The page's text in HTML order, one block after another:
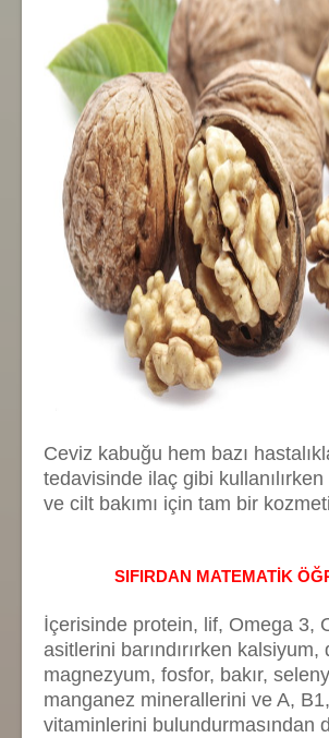
Ceviz kabuğu hem bazı
tedavisinde ilaç gibi kullanılırken
ve cilt bakımı için tam bir
SIFIRDAN MATEMATİK
İçerisinde protein, lif, Omega 3,
asitlerini barındırırken kalsiyum,
magnezyum, fosfor, bakır,
manganez minerallerini ve A,
vitaminlerini bulundurmasından